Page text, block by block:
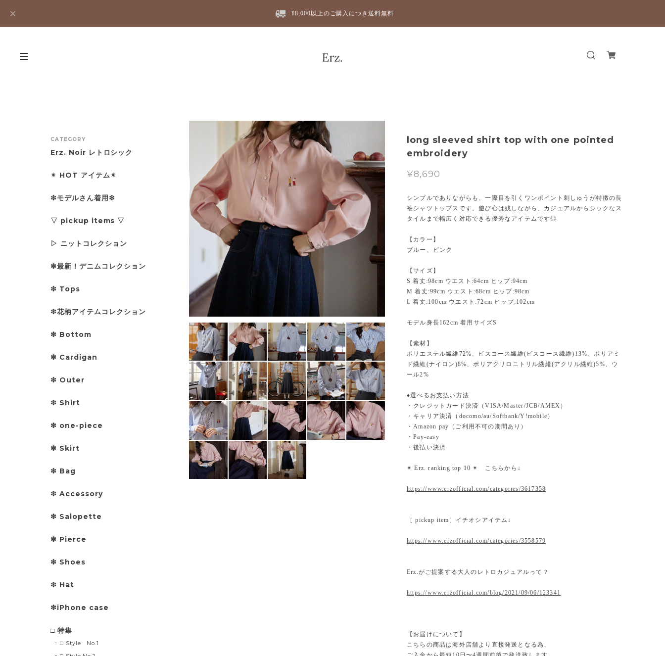
¥8,000以上のご購入につき送料無料
long sleeved shirt top with one pointed
embroidery
¥8,690
シンプルでありながらも、一際目を引くワンポイント刺しゅうが特徴の長
袖シャツトップスです。遊び心は残しながら、カジュアルからシックなス
タイルまで幅広く対応できる優秀なアイテムです◎
【カラー】
ブルー、ピンク
【サイズ】
S 着丈:98cm ウエスト:64cm ヒップ:94cm
M 着丈:99cm ウエスト:68cm ヒップ:98cm
L 着丈:100cm ウエスト:72cm ヒップ:102cm
モデル身長162cm 着用サイズS
【素材】
ポリエステル繊維72%、ビスコース繊維(ビスコース繊維)13%、ポリアミ
ド繊維(ナイロン)8%、ポリアクリロニトリル繊維(アクリル繊維)5%、ウ
ール2%
♦︎選べるお支払い方法
・クレジットカード決済（VISA/Master/JCB/AMEX）
・キャリア決済（docomo/au/Softbank/Y!mobile）
・Amazon pay（ご利用不可の期間あり）
・Pay-easy
・後払い決済
✴︎ Erz. ranking top 10 ✴︎ こちらから↓
https://www.erzofficial.com/categories/3617358
［ pickup item］イチオシアイテム↓
https://www.erzofficial.com/categories/3558579
Erz.がご提案する大人のレトロカジュアルって？
https://www.erzofficial.com/blog/2021/09/06/123341
【お届けについて】
こちらの商品は海外店舗より直接発送となる為、
CATEGORY
Erz. Noir レトロシック
✴︎ HOT アイテム✴︎
❇︎モデルさん着用❇︎
▽ pickup items ▽
▷ ニットコレクション
❇︎最新！デニムコレクション
❇︎ Tops
❇︎花柄アイテムコレクション
❇︎ Bottom
❇︎ Cardigan
❇︎ Outer
❇︎ Shirt
❇︎ one-piece
❇︎ Skirt
❇︎ Bag
❇︎ Accessory
❇︎ Salopette
❇︎ Pierce
❇︎ Shoes
❇︎ Hat
❇︎iPhone case
□ 特集
□ Style No.1